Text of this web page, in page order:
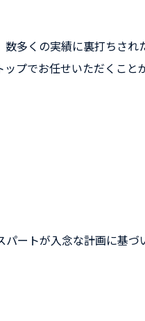
多くの実績に裏打ちされ
プでお任せいただくこと
ートが入念な計画に基づ